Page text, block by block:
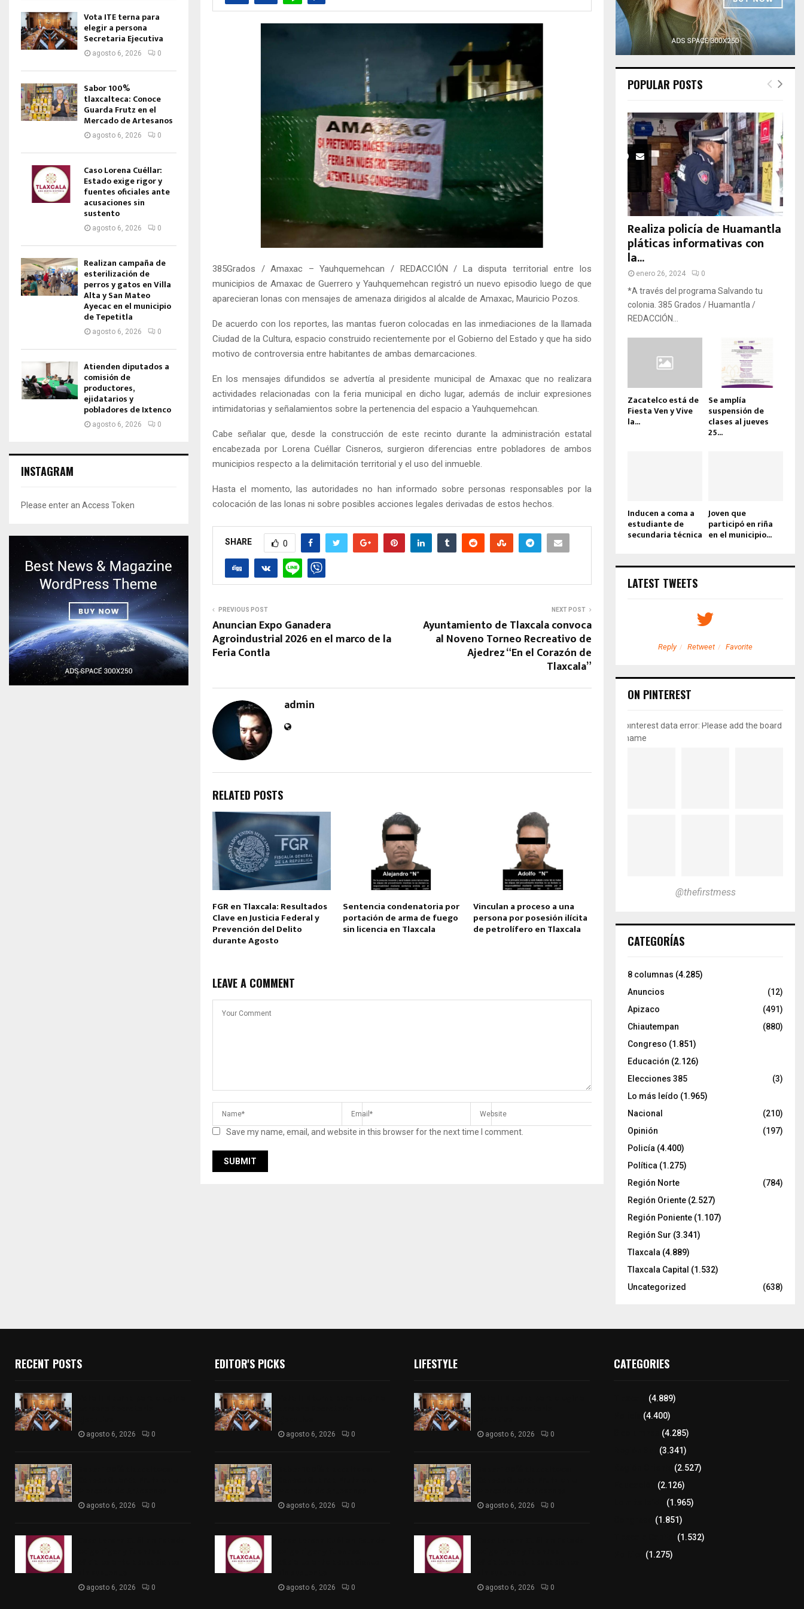
385Grados / Amaxac – Yauhquemehcan / REDACCIÓN / La disputa territorial entre los
municipios de Amaxac de Guerrero y Yauhquemehcan registró un nuevo episodio luego de que
aparecieran lonas con mensajes de amenaza dirigidos al alcalde de Amaxac, Mauricio Pozos.
De acuerdo con los reportes, las mantas fueron colocadas en las inmediaciones de la llamada
Ciudad de la Cultura, espacio construido recientemente por el Gobierno del Estado y que ha sido
motivo de controversia entre habitantes de ambas demarcaciones.
En los mensajes difundidos se advertía al presidente municipal de Amaxac que no realizara
actividades relacionadas con la feria municipal en dicho lugar, además de incluir expresiones
intimidatorias y señalamientos sobre la pertenencia del espacio a Yauhquemehcan.
Cabe señalar que, desde la construcción de este recinto durante la administración estatal
encabezada por Lorena Cuéllar Cisneros, surgieron diferencias entre pobladores de ambos
municipios respecto a la delimitación territorial y el uso del inmueble.
Hasta el momento, las autoridades no han informado sobre personas responsables por la
colocación de las lonas ni sobre posibles acciones legales derivadas de estos hechos.
SHARE 0
PREVIOUS POST
Anuncian Expo Ganadera
Agroindustrial 2026 en el marco de la
Feria Contla
NEXT POST
Ayuntamiento de Tlaxcala convoca
al Noveno Torneo Recreativo de
Ajedrez “En el Corazón de
Tlaxcala”
admin
RELATED POSTS
FGR en Tlaxcala: Resultados
Clave en Justicia Federal y
Prevención del Delito
durante Agosto
Sentencia condenatoria por
portación de arma de fuego
sin licencia en Tlaxcala
Vinculan a proceso a una
persona por posesión ilícita
de petrolífero en Tlaxcala
LEAVE A COMMENT
Save my name, email, and website in this browser for the next time I comment.
Vota ITE terna para
elegir a persona
Secretaria Ejecutiva
agosto 6, 2026 0
Sabor 100%
tlaxcalteca: Conoce
Guarda Frutz en el
Mercado de Artesanos
agosto 6, 2026 0
Caso Lorena Cuéllar:
Estado exige rigor y
fuentes oficiales ante
acusaciones sin
sustento
agosto 6, 2026 0
Realizan campaña de
esterilización de
perros y gatos en Villa
Alta y San Mateo
Ayecac en el municipio
de Tepetitla
agosto 6, 2026 0
Atienden diputados a
comisión de
productores,
ejidatarios y
pobladores de Ixtenco
agosto 6, 2026 0
INSTAGRAM
Please enter an Access Token
POPULAR POSTS
Realiza policía de Huamantla
pláticas informativas con
la...
enero 26, 2024 0
*A través del programa Salvando tu
colonia. 385 Grados / Huamantla /
REDACCIÓN...
Zacatelco está de
Fiesta Ven y Vive
la...
Se amplía
suspensión de
clases al jueves
25...
Inducen a coma a
estudiante de
secundaria técnica
Joven que
participó en riña
en el municipio...
LATEST TWEETS
Reply Retweet Favorite Reply Retweet Favorite
ON PINTEREST
pinterest data error: Please add the board
name
@thefirstmess
CATEGORÍAS
8 columnas (4.285)
Anuncios
(12)
Apizaco
(491)
Chiautempan
(880)
Congreso (1.851)
Educación (2.126)
Elecciones 385
(3)
Lo más leído (1.965)
Nacional
(210)
Opinión
(197)
Policía (4.400)
Política (1.275)
Región Norte
(784)
Región Oriente (2.527)
Región Poniente (1.107)
Región Sur (3.341)
Tlaxcala (4.889)
Tlaxcala Capital (1.532)
Uncategorized
(638)
RECENT POSTS
agosto 6, 2026 0
agosto 6, 2026 0
agosto 6, 2026 0
EDITOR'S PICKS
agosto 6, 2026 0
agosto 6, 2026 0
agosto 6, 2026 0
LIFESTYLE
agosto 6, 2026 0
agosto 6, 2026 0
agosto 6, 2026 0
CATEGORIES
(4.889)
(4.400)
(4.285)
(3.341)
(2.527)
(2.126)
(1.965)
(1.851)
(1.532)
(1.275)